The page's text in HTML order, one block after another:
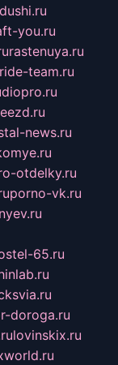
you.ru
rastenuya.ru
team.ru
news.ru
otdelky.ru
porno-vk.ru
65.ru
doroga.ru
lovinskix.ru